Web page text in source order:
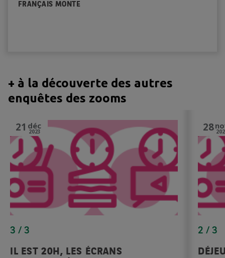
FRANÇAIS MONTE
+ à la découverte des autres
enquêtes des zooms
21 déc
2023
3 / 3
IL EST 20H, LES ÉCRANS
28
2 / 3